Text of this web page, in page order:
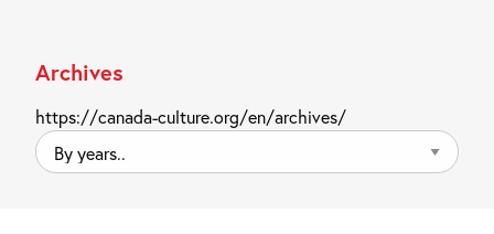
Archives
https://canada-culture.org/en/archives/
By
years..